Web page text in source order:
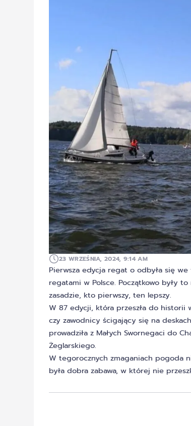
23 WRZEŚNIA, 2024, 9:14 AM
Pierwsza edycja regat o odbyła się
regatami w Polsce. Początkowo były
zasadzie, kto pierwszy, ten lepszy.
W 87 edycji, która przeszła do historii
czy zawodnicy ścigający się na
prowadziła z Małych Swornegaci do
Żeglarskiego.
W tegorocznych zmaganiach pogoda
była dobra zabawa, w której nie